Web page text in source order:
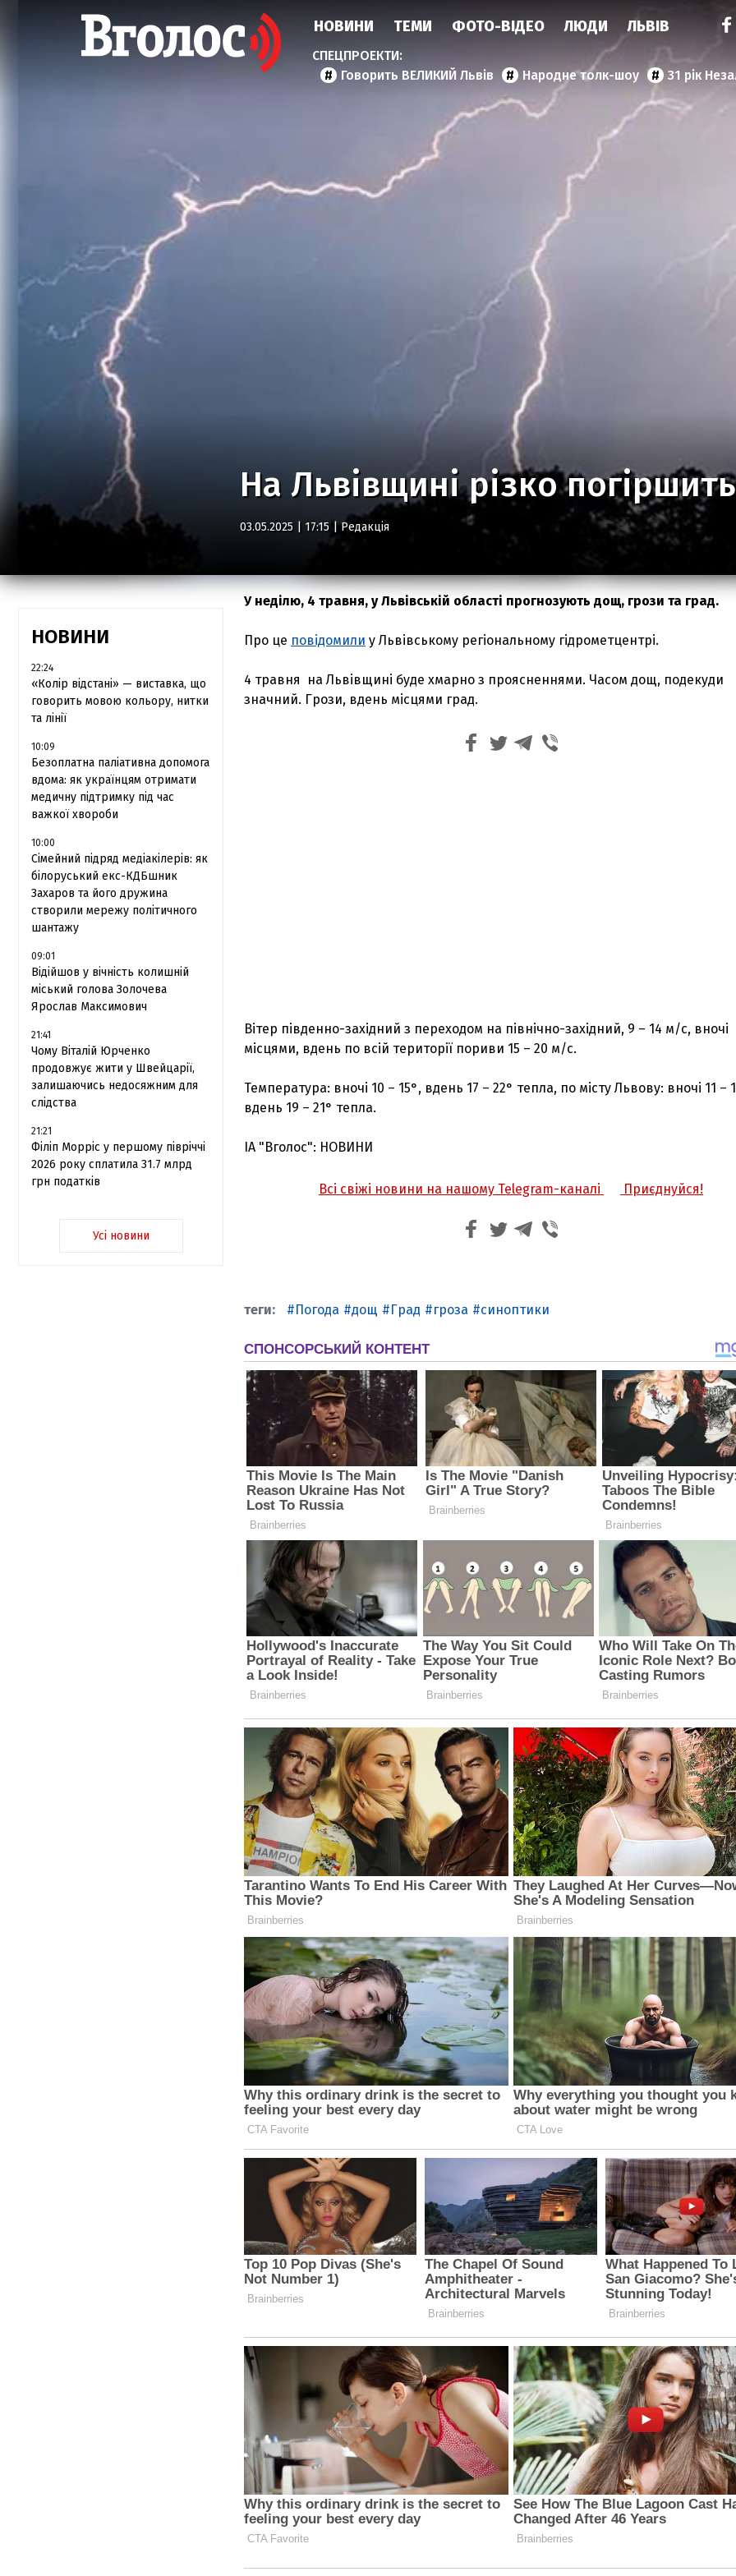
НОВИНИ ТЕМИ ФОТО-ВІДЕО ЛЮДИ ЛЬВІВ
Говорить ВЕЛИКИЙ Львів Народне толк-шоу 31 рік
На Львівщині різко
03.05.2025 | 17:15 |Редакція
НОВИНИ
22:24
«Колір відстані» — виставка, що
говорить мовою кольору, нитки
та лінії
10:09
Безоплатна паліативна допомога
вдома: як українцям отримати
медичну підтримку під час
важкої хвороби
10:00
Сімейний підряд медіакілерів: як
білоруський екс-КДБшник
Захаров та його дружина
створили мережу політичного
шантажу
09:01
Відійшов у вічність колишній
міський голова Золочева
Ярослав Максимович
21:41
Чому Віталій Юрченко
продовжує жити у Швейцарії,
залишаючись недосяжним для
слідства
21:21
Філіп Морріс у першому півріччі
2026 року сплатила 31.7 млрд
грн податків
Усі новини
У неділю, 4 травня, у Львівській області прогнозують дощ, грози та град.
Про це повідомили у Львівському регіональному гідрометцентрі.
4 травня на Львівщині буде хмарно з проясненнями. Часом дощ, подекуди
значний. Грози, вдень місцями град.
Вітер південно-західний з переходом на північно-західний, 9 – 14 м/с, вночі
місцями, вдень по всій території пориви 15 – 20 м/с.
Температура: вночі 10 – 15°, вдень 17 – 22° тепла, по місту Львову: вночі 11 –
вдень 19 – 21° тепла.
ІА "Вголос": НОВИНИ
Всі свіжі новини на нашому Telegram-каналі Приєднуйся!
Погода дощ Град гроза синоптики
З'явилося відео знищеного ворожого